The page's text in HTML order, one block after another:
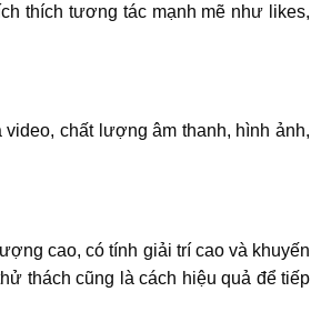
thích tương tác mạnh mẽ như likes,
chất lượng âm thanh, hình ảnh,
cao, có tính giải trí cao và khuyến
thách cũng là cách hiệu quả để tiếp